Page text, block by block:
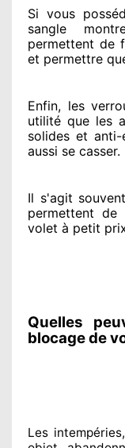
Si vous
sangle
permettent de
et permettre
Enfin, les
utilité que les
solides et anti-
aussi se casser.
Il s'agit souvent
permettent
volet à petit
Quelles
blocage de
Les